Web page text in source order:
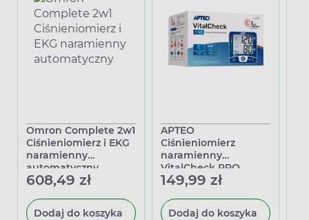
Omron Complete 2w1
Ciśnieniomierz i EKG
naramienny
automatyczny
608,49 zł
Dodaj do koszyka
APTEO
Ciśnieniomierz
naramienny
VitalCheck PRO
149,99 zł
Dodaj do koszyka